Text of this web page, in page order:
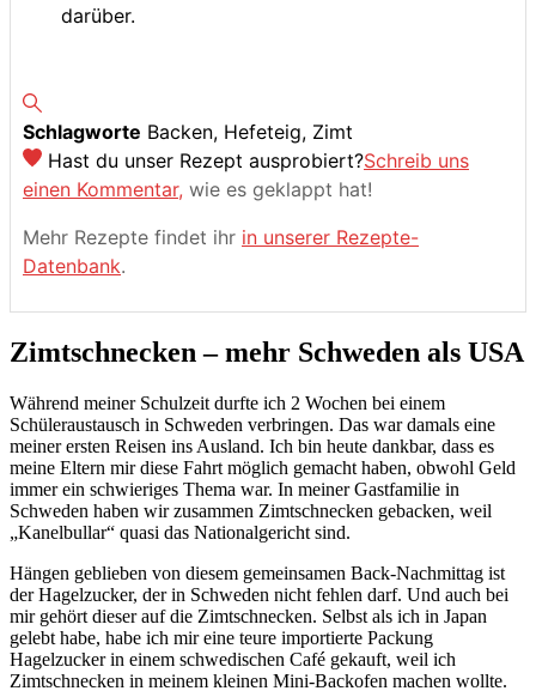
darüber.
Schlagworte Backen, Hefeteig, Zimt
Hast du unser Rezept ausprobiert?Schreib uns
einen Kommentar, wie es geklappt hat!
Mehr Rezepte findet ihr in unserer Rezepte-
Datenbank.
Zimtschnecken – mehr Schweden als USA
Während meiner Schulzeit durfte ich 2 Wochen bei einem
Schüleraustausch in Schweden verbringen. Das war damals eine
meiner ersten Reisen ins Ausland. Ich bin heute dankbar, dass es
meine Eltern mir diese Fahrt möglich gemacht haben, obwohl Geld
immer ein schwieriges Thema war. In meiner Gastfamilie in
Schweden haben wir zusammen Zimtschnecken gebacken, weil
„Kanelbullar“ quasi das Nationalgericht sind.
Hängen geblieben von diesem gemeinsamen Back-Nachmittag ist
der Hagelzucker, der in Schweden nicht fehlen darf. Und auch bei
mir gehört dieser auf die Zimtschnecken. Selbst als ich in Japan
gelebt habe, habe ich mir eine teure importierte Packung
Hagelzucker in einem schwedischen Café gekauft, weil ich
Zimtschnecken in meinem kleinen Mini-Backofen machen wollte.